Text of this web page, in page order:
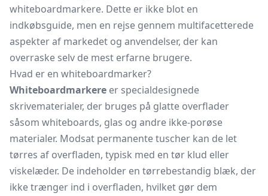
whiteboardmarkere. Dette er ikke blot en
indkøbsguide, men en rejse gennem multifacetterede
aspekter af markedet og anvendelser, der kan
overraske selv de mest erfarne brugere.
Hvad er en whiteboardmarker?
Whiteboardmarkere er specialdesignede
skrivematerialer, der bruges på glatte overflader
såsom whiteboards, glas og andre ikke-porøse
materialer. Modsat permanente tuscher kan de let
tørres af overfladen, typisk med en tør klud eller
viskelæder. De indeholder en tørrebestandig blæk, der
ikke trænger ind i overfladen, hvilket gør dem